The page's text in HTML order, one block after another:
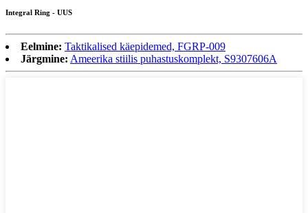
Integral Ring - UUS
Eelmine: Taktikalised käepidemed, FGRP-009
Järgmine: Ameerika stiilis puhastuskomplekt, S9307606A